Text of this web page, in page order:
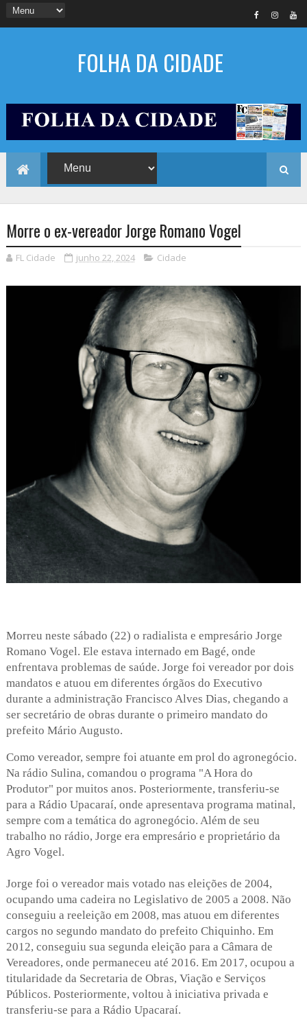
FOLHA DA CIDADE
Morre o ex-vereador Jorge Romano Vogel
FL Cidade junho 22, 2024 Cidade
Morreu neste sábado (22) o radialista e empresário Jorge
Romano Vogel. Ele estava internado em Bagé, onde
enfrentava problemas de saúde. Jorge foi vereador por dois
mandatos e atuou em diferentes órgãos do Executivo
durante a administração Francisco Alves Dias, chegando a
ser secretário de obras durante o primeiro mandato do
prefeito Mário Augusto.
Como vereador, sempre foi atuante em prol do agronegócio.
Na rádio Sulina, comandou o programa "A Hora do
Produtor" por muitos anos. Posteriormente, transferiu-se
para a Rádio Upacaraí, onde apresentava programa matinal,
sempre com a temática do agronegócio. Além de seu
trabalho no rádio, Jorge era empresário e proprietário da
Agro Vogel.
Jorge foi o vereador mais votado nas eleições de 2004,
ocupando uma cadeira no Legislativo de 2005 a 2008. Não
conseguiu a reeleição em 2008, mas atuou em diferentes
cargos no segundo mandato do prefeito Chiquinho. Em
2012, conseguiu sua segunda eleição para a Câmara de
Vereadores, onde permaneceu até 2016. Em 2017, ocupou a
titularidade da Secretaria de Obras, Viação e Serviços
Públicos. Posteriormente, voltou à iniciativa privada e
transferiu-se para a Rádio Upacaraí.